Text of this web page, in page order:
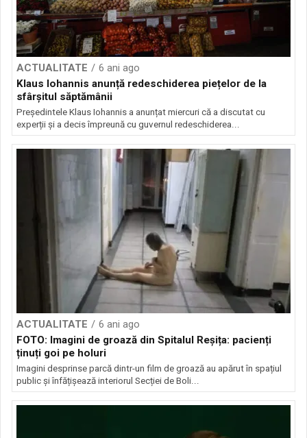
ACTUALITATE
6 ani ago
Klaus Iohannis anunță redeschiderea piețelor de la
sfârșitul săptămânii
Președintele Klaus Iohannis a anunțat miercuri că a discutat cu
experții și a decis împreună cu guvernul redeschiderea...
ACTUALITATE
6 ani ago
FOTO: Imagini de groază din Spitalul Reșița: pacienți
ținuți goi pe holuri
Imagini desprinse parcă dintr-un film de groază au apărut în spațiul
public și înfățișează interiorul Secției de Boli...